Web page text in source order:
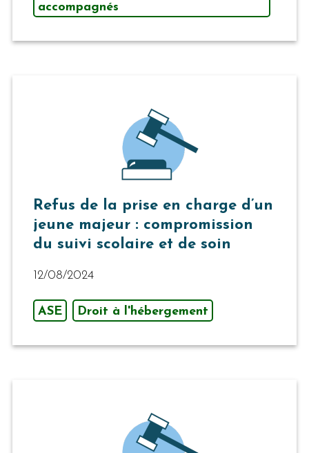
accompagnés
Refus de la prise en charge d’un
jeune majeur : compromission
du suivi scolaire et de soin
12/08/2024
ASE Droit à l'hébergement